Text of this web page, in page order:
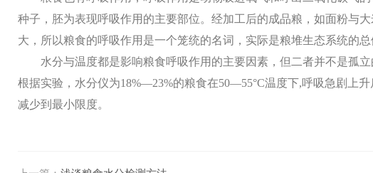
种子，胚为表现呼吸作用的主要部位。经加工后的成品粮，如面粉与
大，所以粮食的呼吸作用是一个笼统的名词，实际是粮堆生态系统的总
水分与温度都是影响粮食呼吸作用的主要因素，但二者并不是孤
根据实验，水分仪为18%—23%的粮食在50—55°C温度下,呼吸急剧上
减少到最小限度。